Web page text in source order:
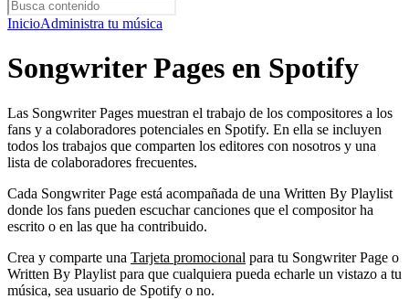
InicioAdministra tu música
Songwriter Pages en Spotify
Las Songwriter Pages muestran el trabajo de los compositores a los
fans y a colaboradores potenciales en Spotify. En ella se incluyen
todos los trabajos que comparten los editores con nosotros y una
lista de colaboradores frecuentes.
Cada Songwriter Page está acompañada de una Written By Playlist
donde los fans pueden escuchar canciones que el compositor ha
escrito o en las que ha contribuido.
Crea y comparte una Tarjeta promocional para tu Songwriter Page o
Written By Playlist para que cualquiera pueda echarle un vistazo a tu
música, sea usuario de Spotify o no.